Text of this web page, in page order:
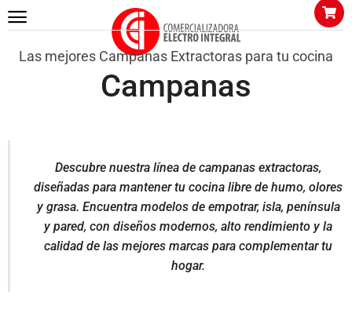
Las mejores Campanas Extractoras para tu cocina
Campanas
Descubre nuestra línea de campanas extractoras,
diseñadas para mantener tu cocina libre de humo, olores
y grasa. Encuentra modelos de empotrar, isla, península
y pared, con diseños modernos, alto rendimiento y la
calidad de las mejores marcas para complementar tu
hogar.